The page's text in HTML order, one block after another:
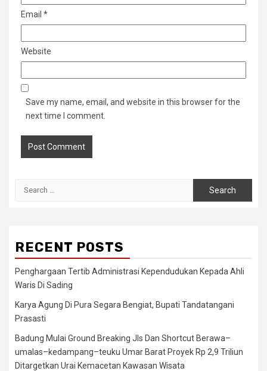
Email *
Website
Save my name, email, and website in this browser for the
next time I comment.
RECENT POSTS
Penghargaan Tertib Administrasi Kependudukan Kepada Ahli
Waris Di Sading
Karya Agung Di Pura Segara Bengiat, Bupati Tandatangani
Prasasti
Badung Mulai Ground Breaking Jls Dan Shortcut Berawa–
umalas–kedampang–teuku Umar Barat Proyek Rp 2,9 Triliun
Ditargetkan Urai Kemacetan Kawasan Wisata